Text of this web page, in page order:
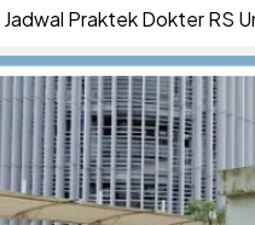
Jadwal Praktek Dokter RS